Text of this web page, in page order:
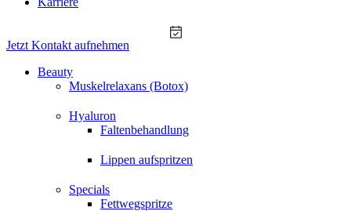
Jetzt Kontakt aufnehmen
Beauty
Muskelrelaxans (Botox)
Hyaluron
Faltenbehandlung
Lippen aufspritzen
Specials
Fettwegspritze